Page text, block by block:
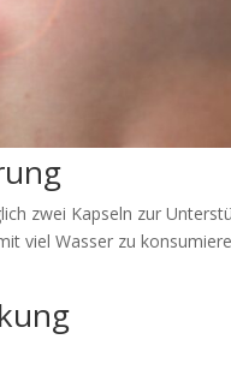
zwei Kapseln zur
viel Wasser zu